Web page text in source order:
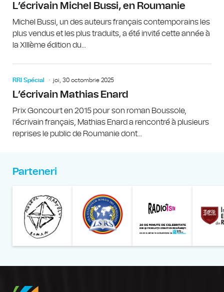
L’écrivain Michel Bussi, en Roumanie
Michel Bussi, un des auteurs français contemporains les
plus vendus et les plus traduits, a été invité cette année à
la XIIIème édition du...
RRI Spécial joi, 30 octombrie 2025
L’écrivain Mathias Enard
Prix Goncourt en 2015 pour son roman Boussole,
l’écrivain français, Mathias Enard a rencontré à plusieurs
reprises le public de Roumanie dont...
Parteneri